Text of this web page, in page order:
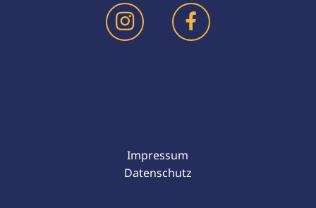
Impressum
Datenschutz